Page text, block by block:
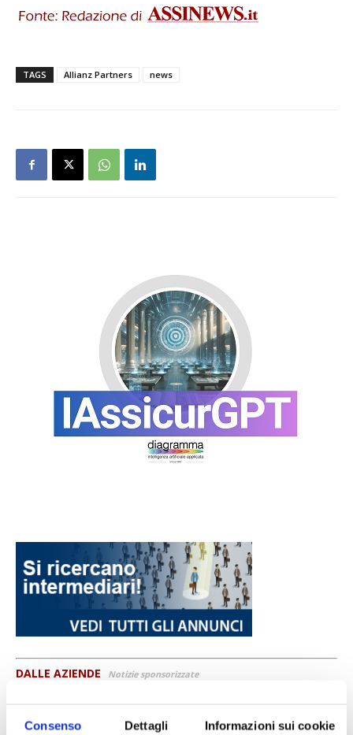
Consenso Dettagli Informazioni sui cookie
TAGS Allianz Partners news
DALLE AZIENDE Notizie sponsorizzate
partecipazione alla Convention degli